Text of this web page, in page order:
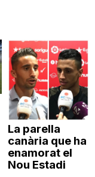
La parella
canària que ha
enamorat el
Nou Estadi